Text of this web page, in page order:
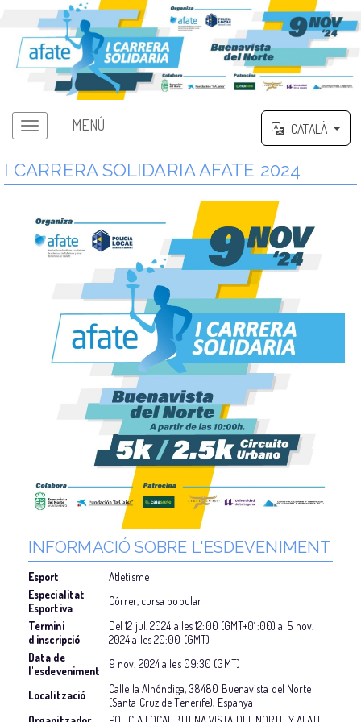
MENÚ CATALÀ
I CARRERA SOLIDARIA AFATE 2024
INFORMACIÓ SOBRE L'ESDEVENIMENT
Esport
Atletisme
Especialitat
Esportiva
Córrer, cursa popular
Termini
d'inscripció
Del12 jul. 2024 a les12:00 (GMT+01:00) al5 nov.
2024a les20:00 (GMT)
Data de
l'esdeveniment
9 nov. 2024a les 09:30 (GMT)
Localització
Calle la Alhóndiga, 38480 Buenavista del Norte
(Santa Cruz de Tenerife), Espanya